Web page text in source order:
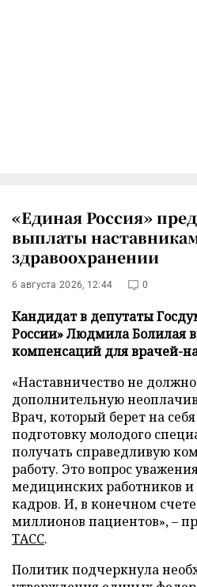
«Единая Россия»
выплаты
здравоохранении
6 августа 2026, 12:44 0
Кандидат в депутаты
России» Людмила Болилая
компенсаций для врачей-
«Наставничество не
дополнительную
Врач, который берет на
подготовку молодого
получать справедливую
работу. Это вопрос
медицинских работников и
кадров. И, в конечном
миллионов пациентов», –
ТАСС.
Политик подчеркнула